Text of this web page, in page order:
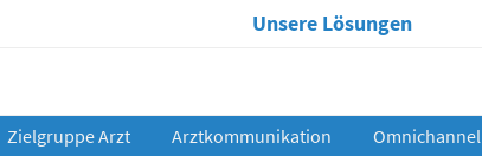
Unsere Lösungen
Zielgruppe Arzt Arztkommunikation Omnichannel